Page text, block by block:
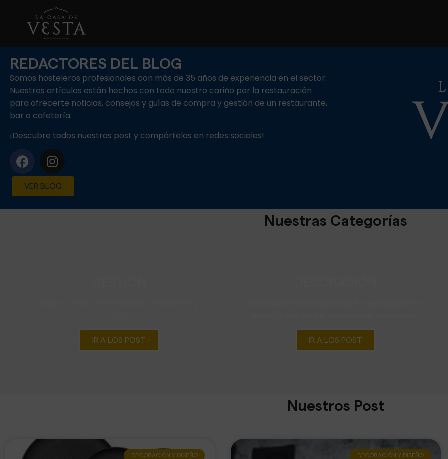
REDACTORES DEL BLOG
Somos hosteleros profesionales con más de 35 años de experiencia en el sector.
Nuestros artículos están hechos con todo nuestro cariño por la restauración
para ofrecerte noticias, consejos y guías de compra y gestión de un restaurante,
bar o cafetería.
¡Descubre todos nuestros post y compártelos en redes sociales!
VER BLOG
Nuestras Categorías
IR A LOS POST IR A LOS POST
Nuestros Post
DECORACIÓN Y DISEÑO DECORACIÓN Y DISEÑO